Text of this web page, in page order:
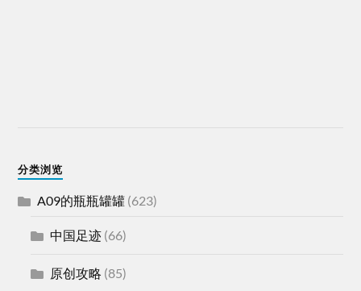
分类浏览
A09的瓶瓶罐罐 (623)
中国足迹 (66)
原创攻略 (85)